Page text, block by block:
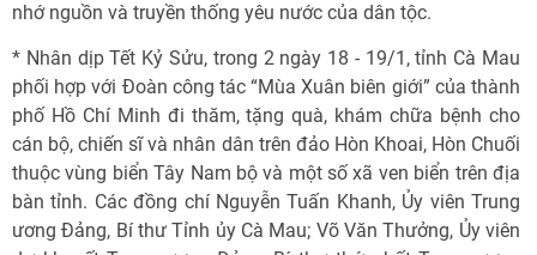
nhớ nguồn và truyền thống yêu nước của dân tộc.
* Nhân dịp Tết Kỷ Sửu, trong 2 ngày 18 - 19/1, tỉnh Cà Mau
phối hợp với Đoàn công tác “Mùa Xuân biên giới” của thành
phố Hồ Chí Minh đi thăm, tặng quà, khám chữa bệnh cho
cán bộ, chiến sĩ và nhân dân trên đảo Hòn Khoai, Hòn Chuối
thuộc vùng biển Tây Nam bộ và một số xã ven biển trên địa
bàn tỉnh. Các đồng chí Nguyễn Tuấn Khanh, Ủy viên Trung
ương Đảng, Bí thư Tỉnh ủy Cà Mau; Võ Văn Thưởng, Ủy viên